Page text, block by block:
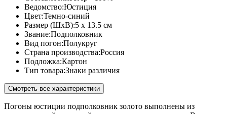
Ведомство:Юстиция
Цвет:Темно-синий
Размер (ШхВ):5 x 13.5 см
Звание:Подполковник
Вид погон:Полукруг
Страна производства:Россия
Подложка:Картон
Тип товара:Знаки различия
Смотреть все характеристики
Погоны юстиции подполковник золото выполнены из